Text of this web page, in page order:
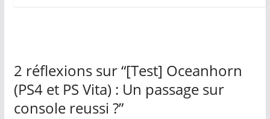
2 réflexions sur “[Test] Oceanhorn
(PS4 et PS Vita) : Un passage sur
console reussi ?”